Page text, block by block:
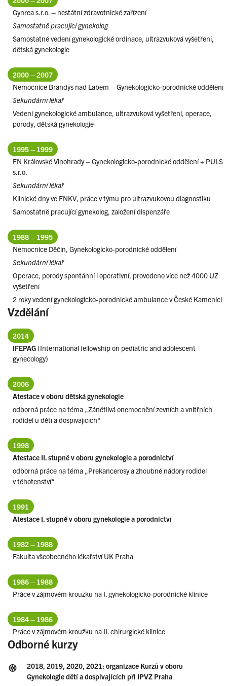
Gynrea s.r.o. – nestátní zdravotnické zařízení
Samostatně pracující gynekolog
Samostatné vedení gynekologické ordinace, ultrazvuková vyšetření,
dětská gynekologie
2000 – 2007
Nemocnice Brandýs nad Labem – Gynekologicko-porodnické oddělení
Sekundární lékař
Vedení gynekologické ambulance, ultrazvuková vyšetření, operace,
porody, dětská gynekologie
1995 – 1999
FN Královské Vinohrady – Gynekologicko-porodnické oddělení + PULS
s.r.o.
Sekundární lékař
Klinické dny ve FNKV, práce v týmu pro ultrazvukovou diagnostiku
Samostatně pracující gynekolog, založení dispenzáře
1988 – 1995
Nemocnice Děčín, Gynekologicko-porodnické oddělení
Sekundární lékař
Operace, porody spontánní i operativní, provedeno více než 4000 UZ
vyšetření
2 roky vedení gynekologicko-porodnické ambulance v České Kamenici
Vzdělání
2014
IFEPAG(International fellowship on pediatric and adolescent
gynecology)
2006
Atestace v oboru dětská gynekologie
odborná práce na téma „Zánětlivá onemocnění zevních a vnitřních
rodidel u dětí a dospívajících“
1998
Atestace II. stupně v oboru gynekologie a porodnictví
odborná práce na téma „Prekancerosy a zhoubné nádory rodidel
v těhotenství“
1991
Atestace I. stupně v oboru gynekologie a porodnictví
1982 – 1988
Fakulta všeobecného lékařství UK Praha
1986 – 1988
Práce v zájmovém kroužku na I. gynekologicko-porodnické klinice
1984 – 1986
Práce v zájmovém kroužku na II. chirurgické klinice
Odborné kurzy
2018, 2019, 2020, 2021: organizace Kurzů v oboru
Gynekologie dětí a dospívajících při IPVZ Praha